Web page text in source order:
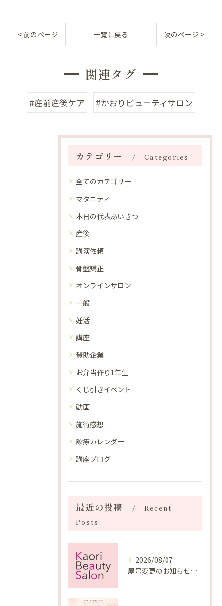
< 前のページ 一覧に戻る 次のページ >
関連タグ
#産前産後ケア #かおりビューティサロン
カテゴリー Categories
全てのカテゴリー
マタニティ
本日の代表あいさつ
産後
講演依頼
骨盤矯正
オンラインサロン
一般
妊活
講座
賛助企業
お弁当作り1年生
くじ引きイベント
動画
施術感想
診療カレンダー
講座ブログ
最近の投稿
Recent
Posts
2026/08/07
屋号変更のお知らせと「SAKUYA Harmonies」に込めた想い